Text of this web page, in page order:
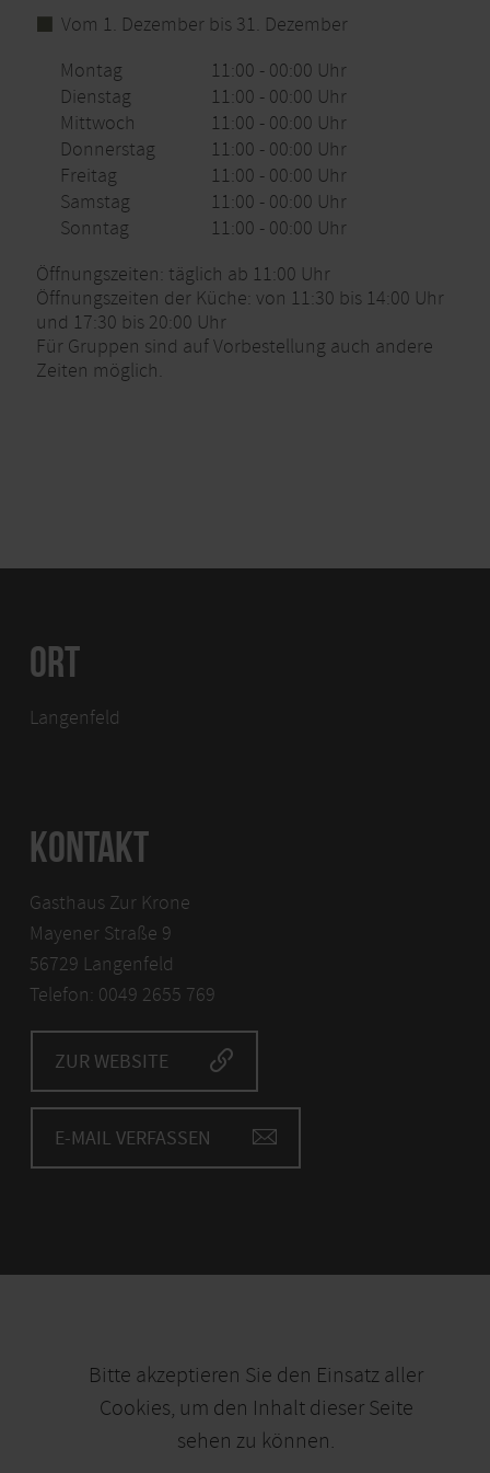
Vom 1. Dezember bis 31. Dezember
Montag
11:00 - 00:00 Uhr
Dienstag
11:00 - 00:00 Uhr
Mittwoch
11:00 - 00:00 Uhr
Donnerstag
11:00 - 00:00 Uhr
Freitag
11:00 - 00:00 Uhr
Samstag
11:00 - 00:00 Uhr
Sonntag
11:00 - 00:00 Uhr
Öffnungszeiten: täglich ab 11:00 Uhr
Öffnungszeiten der Küche: von 11:30 bis 14:00 Uhr
und 17:30 bis 20:00 Uhr
Für Gruppen sind auf Vorbestellung auch andere
Zeiten möglich.
ORT
Langenfeld
KONTAKT
Gasthaus Zur Krone
Mayener Straße 9
56729 Langenfeld
Telefon: 0049 2655 769
ZUR WEBSITE
E-MAIL VERFASSEN
Bitte akzeptieren Sie den Einsatz aller
Cookies, um den Inhalt dieser Seite
sehen zu können.